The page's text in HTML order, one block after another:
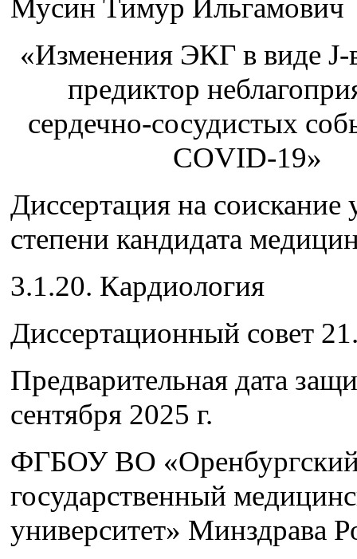
Мусин Тимур Ильгамович
«Изменения ЭКГ в виде J-
предиктор
сердечно-сосудистых
COVID-19»
Диссертация на соискание
степени кандидата
3.1.20. Кардиология
Диссертационный совет
Предварительная дата
сентября 2025 г.
ФГБОУ ВО
государственный
университет» Минздрава